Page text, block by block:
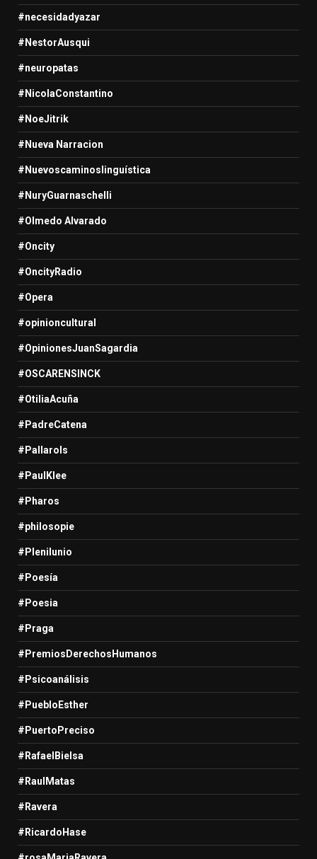
#necesidadyazar
#NestorAusqui
#neuropatas
#NicolaConstantino
#NoeJitrik
#Nueva Narracion
#Nuevoscaminoslinguística
#NuryGuarnaschelli
#Olmedo Alvarado
#Oncity
#OncityRadio
#Opera
#opinioncultural
#OpinionesJuanSagardia
#OSCARENSINCK
#OtiliaAcuña
#PadreCatena
#Pallarols
#PaulKlee
#Pharos
#philosopie
#Plenilunio
#Poesía
#Poesia
#Praga
#PremiosDerechosHumanos
#Psicoanálisis
#PuebloEsther
#PuertoPreciso
#RafaelBielsa
#RaulMatas
#Ravera
#RicardoHase